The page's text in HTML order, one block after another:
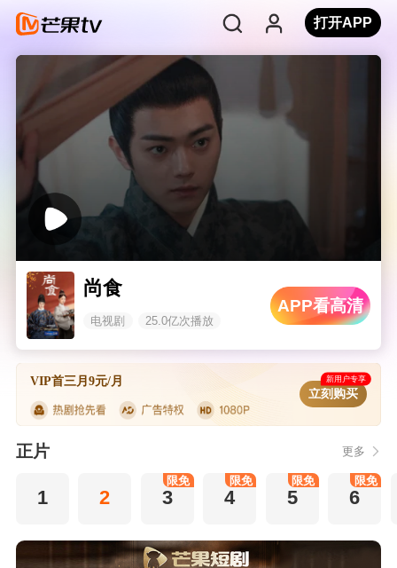
打开APP
尚食
电视剧 25.0亿次播放
APP看高清
VIP首三月9元/月 新用户专享
立刻购买
正片 更多
1 2 3
限免
4
限免
5
限免
6
限免